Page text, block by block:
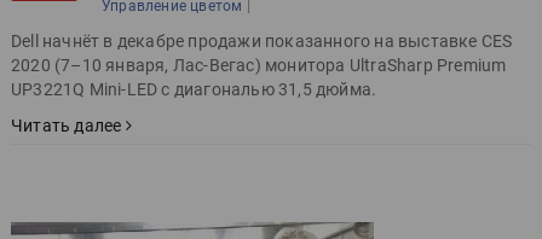
Управление цветом |
Dell начнёт в декабре продажи показанного на выставке CES
2020 (7–10 января, Лас-Вегас) монитора UltraSharp Premium
UP3221Q Mini-LED с диагональю 31,5 дюйма.
Читать далее